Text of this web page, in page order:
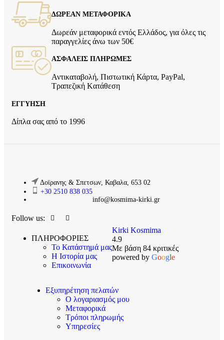
ΔΩΡΕΑΝ ΜΕΤΑΦΟΡΙΚΑ
Δωρεάν μεταφορικά εντός Ελλάδος, για όλες τις
παραγγελίες άνω των 50€
ΑΣΦΑΛΕΙΣ ΠΛΗΡΩΜΕΣ
Αντικαταβολή, Πιστωτική Κάρτα, PayPal,
Τραπεζική Kατάθεση
ΕΓΓΥΗΣΗ
Δίπλα σας από το 1996
Δοϊρανης & Σπετσων, Καβαλα, 653 02
+30 2510 838 035
info@kosmima-kirki.gr
Follow us:
ΠΛΗΡΟΦΟΡΙΕΣ
Το Κατάστημά μας
Η Ιστορία μας
Επικοινωνία
Kirki Kosmima
4.9
Με βάση 84 κριτικές
powered by Google
Εξυπηρέτηση πελατών
Ο λογαριασμός μου
Μεταφορικά
Τρόποι πληρωμής
Υπηρεσίες